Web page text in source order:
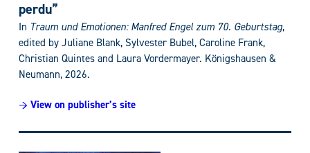
perdu”
In Traum und Emotionen: Manfred Engel zum 70. Geburtstag,
edited by Juliane Blank, Sylvester Bubel, Caroline Frank,
Christian Quintes and Laura Vordermayer. Königshausen &
Neumann, 2026.
→ View on publisher’s site